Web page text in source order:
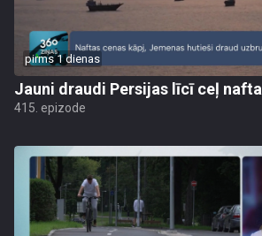
pirms 1 dienas
Jauni draudi Persijas līcī ceļ
415. epizode